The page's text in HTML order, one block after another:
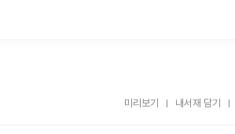
미리보기 내서재 담기